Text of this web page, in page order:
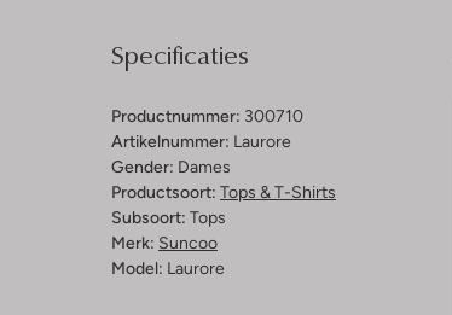
Specificaties
Productnummer: 300710
Artikelnummer: Laurore
Gender: Dames
Productsoort: Tops & T-Shirts
Subsoort: Tops
Merk: Suncoo
Model: Laurore